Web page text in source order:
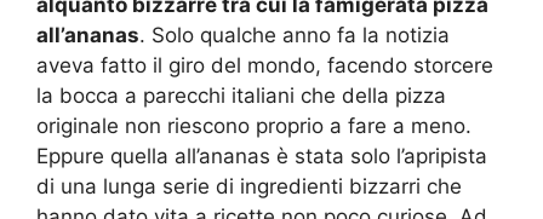
alquanto bizzarre tra cui la famigerata pizza
all’ananas. Solo qualche anno fa la notizia
aveva fatto il giro del mondo, facendo storcere
la bocca a parecchi italiani che della pizza
originale non riescono proprio a fare a meno.
Eppure quella all’ananas è stata solo l’apripista
di una lunga serie di ingredienti bizzarri che